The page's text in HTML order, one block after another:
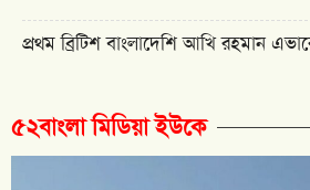
প্রথম ব্রিটিশ বাংলাদেশি আখি রহমান
৫২বাংলা মিডিয়া ইউকে